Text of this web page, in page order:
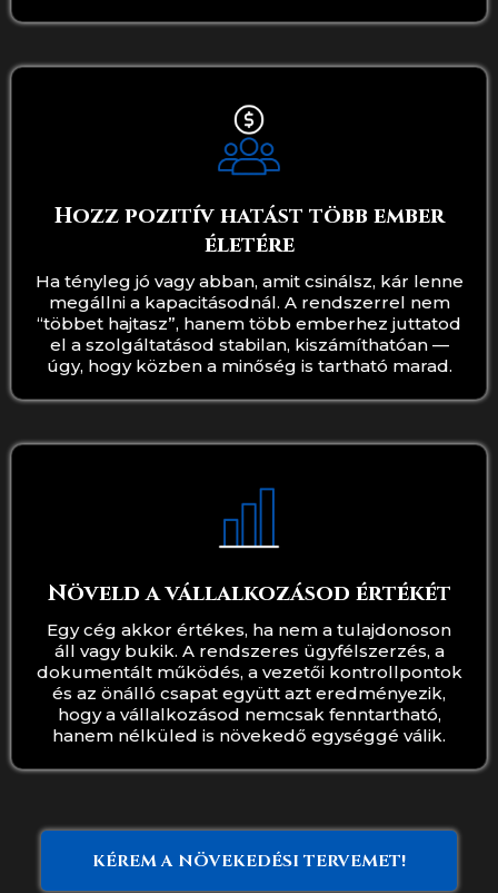
Hozz pozitív hatást több ember
életére
Ha tényleg jó vagy abban, amit csinálsz, kár lenne
megállni a kapacitásodnál. A rendszerrel nem
“többet hajtasz”, hanem több emberhez juttatod
el a szolgáltatásod stabilan, kiszámíthatóan —
úgy, hogy közben a minőség is tartható marad.
Növeld a vállalkozásod értékét
Egy cég akkor értékes, ha nem a tulajdonoson
áll vagy bukik. A rendszeres ügyfélszerzés, a
dokumentált működés, a vezetői kontrollpontok
és az önálló csapat együtt azt eredményezik,
hogy a vállalkozásod nemcsak fenntartható,
hanem nélküled is növekedő egységgé válik.
KÉREM A NÖVEKEDÉSI TERVEMET!